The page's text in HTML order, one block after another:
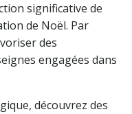
significative de
de Noël. Par
des
engagées dans
découvrez des